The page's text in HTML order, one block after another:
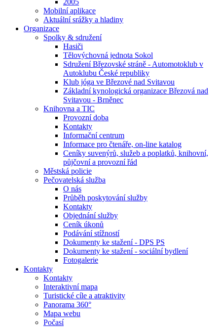
2005
Mobilní aplikace
Aktuální srážky a hladiny
Organizace
Spolky & sdružení
Hasiči
Tělovýchovná jednota Sokol
Sdružení Březovské stráně - Automotoklub v
Autoklubu České republiky
Klub jóga ve Březové nad Svitavou
Základní kynologická organizace Březová nad
Svitavou - Brněnec
Knihovna a TIC
Provozní doba
Kontakty
Informační centrum
Informace pro čtenáře, on-line katalog
Ceníky suvenýrů, služeb a poplatků, knihovní,
půjčovní a provozní řád
Městská policie
Pečovatelská služba
O nás
Průběh poskytování služby
Kontakty
Objednání služby
Ceník úkonů
Podávání stížností
Dokumenty ke stažení - DPS PS
Dokumenty ke stažení - sociální bydlení
Fotogalerie
Kontakty
Kontakty
Interaktivní mapa
Turistické cíle a atraktivity
Panorama 360°
Mapa webu
Počasí